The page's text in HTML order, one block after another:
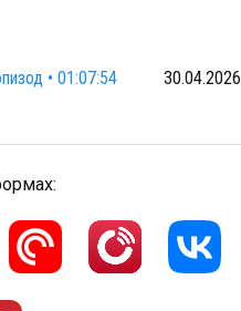
• 01:07:54 30.04.2026